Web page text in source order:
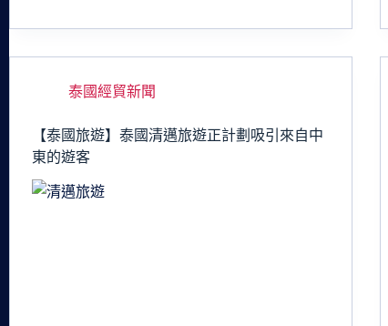
泰國經貿新聞
【泰國旅遊】泰國清邁旅遊正計劃吸引來自中
東的遊客